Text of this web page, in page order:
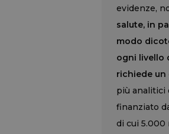
evidenze,
salute, in
modo
ogni livello
richiede
più analitici
finanziato
di cui 5.000